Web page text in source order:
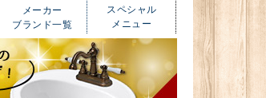
メーカー
ブランド一覧
スペシャル
メニュー